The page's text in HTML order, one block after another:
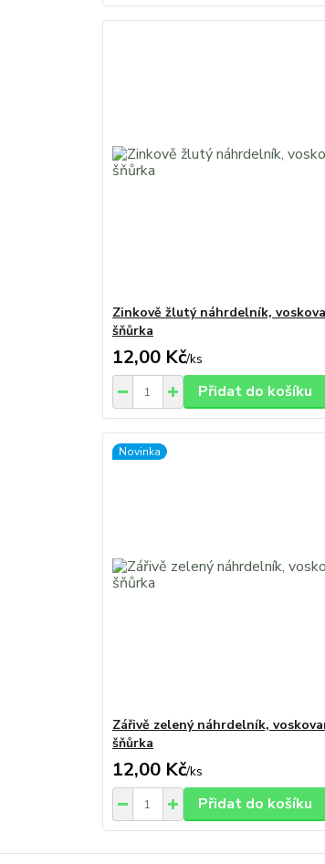
Zinkově žlutý náhrdelník,
šňůrka
12,00 Kč/ks
Přidat do košíku
Novinka
Zářivě zelený náhrdelník,
šňůrka
12,00 Kč/ks
Přidat do košíku